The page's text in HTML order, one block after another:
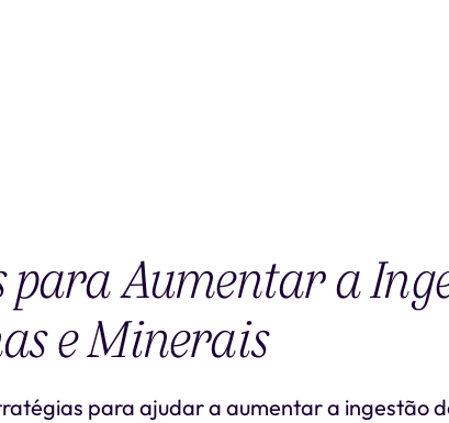
Aumentar a
e Minerais
para ajudar a aumentar a ingestão